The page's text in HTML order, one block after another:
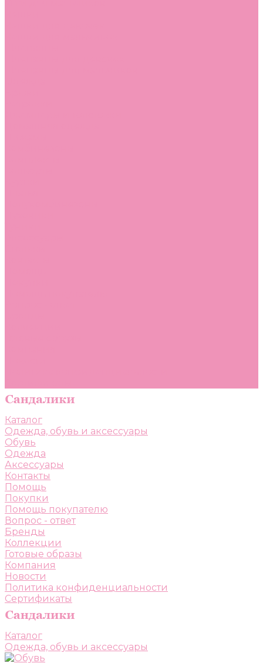
Каталог
Одежда, обувь и аксессуары
Обувь
Одежда
Аксессуары
Контакты
Помощь
Покупки
Помощь покупателю
Вопрос - ответ
Бренды
Коллекции
Готовые образы
Компания
Новости
Политика конфиденциальности
Сертификаты
Каталог
Одежда, обувь и аксессуары